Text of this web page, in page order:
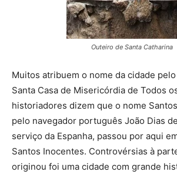
Outeiro de Santa Catharina
Muitos atribuem o nome da cidade
Santa Casa de Misericórdia de Todos
historiadores dizem que o nome
pelo navegador português João Dias
serviço da Espanha, passou por aqui
Santos Inocentes. Controvérsias à
originou foi uma cidade com grande